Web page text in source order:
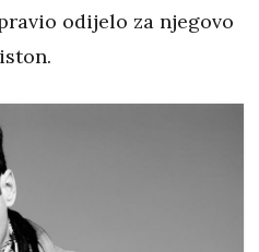
odijelo za njegovo